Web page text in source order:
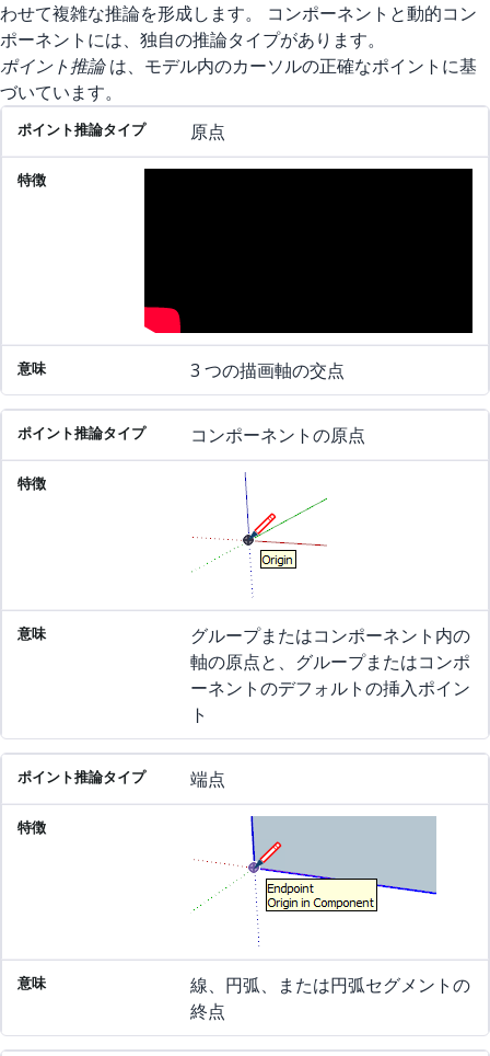
わせて複雑な推論を形成します。 コンポーネントと動的コン
ポーネントには、独自の推論タイプがあります。
ポイント推論は、モデル内のカーソルの正確なポイントに基
づいています。
ポイント推論タイプ
特徴意味
原点
3 つの描画軸の交点
コンポーネントの原点
グループまたはコンポーネント内の
軸の原点と、グループまたはコンポ
ーネントのデフォルトの挿入ポイン
ト
端点
線、円弧、または円弧セグメントの
終点